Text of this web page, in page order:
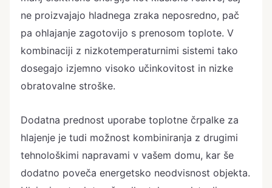
ne proizvajajo hladnega zraka neposredno, pač
pa ohlajanje zagotovijo s prenosom toplote. V
kombinaciji z nizkotemperaturnimi sistemi tako
dosegajo izjemno visoko učinkovitost in nizke
obratovalne stroške.
Dodatna prednost uporabe toplotne črpalke za
hlajenje je tudi možnost kombiniranja z drugimi
tehnološkimi napravami v vašem domu, kar še
dodatno poveča energetsko neodvisnost objekta.